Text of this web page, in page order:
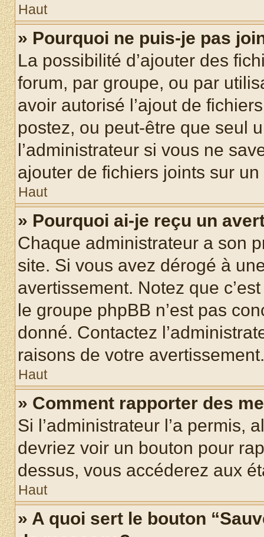
Haut
» Pourquoi ne puis-je pas
La possibilité d’ajouter des
forum, par groupe, ou par
avoir autorisé l’ajout de
postez, ou peut-être que seul
l’administrateur si vous ne
ajouter de fichiers joints sur un
Haut
» Pourquoi ai-je reçu un
Chaque administrateur a son
site. Si vous avez dérogé à
avertissement. Notez que
le groupe phpBB n’est pas
donné. Contactez
raisons de votre avertissement.
Haut
» Comment rapporter des
Si l’administrateur l’a permis,
devriez voir un bouton pour
dessus, vous accéderez aux
Haut
» A quoi sert le bouton